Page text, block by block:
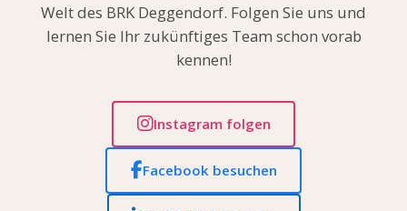
Welt des BRK Deggendorf. Folgen Sie uns und
lernen Sie Ihr zukünftiges Team schon vorab
kennen!
Instagram folgen
Facebook besuchen